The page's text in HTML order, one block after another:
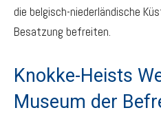
die belgisch-niederländische
Besatzung befreiten.
Knokke-Heists
Museum der